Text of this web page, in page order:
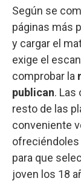
Según se
páginas más
y cargar el
exige el
comprobar la
publican. Las
resto de las
conveniente
ofreciéndoles
para que
joven los 18